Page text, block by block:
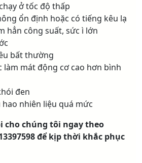
ở tốc độ thấp
ổn định hoặc có tiếng kêu lạ
hẳn công suất, sức ì lớn
bất thường
làm mát động cơ cao hơn bình
đen
nhiên liệu quá mức
cho chúng tôi ngay theo
để kịp thời khắc phục